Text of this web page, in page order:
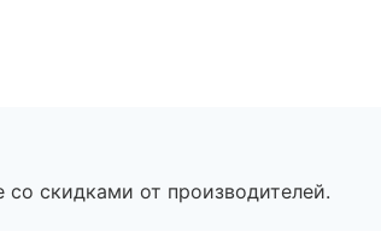
скидками от производителей.